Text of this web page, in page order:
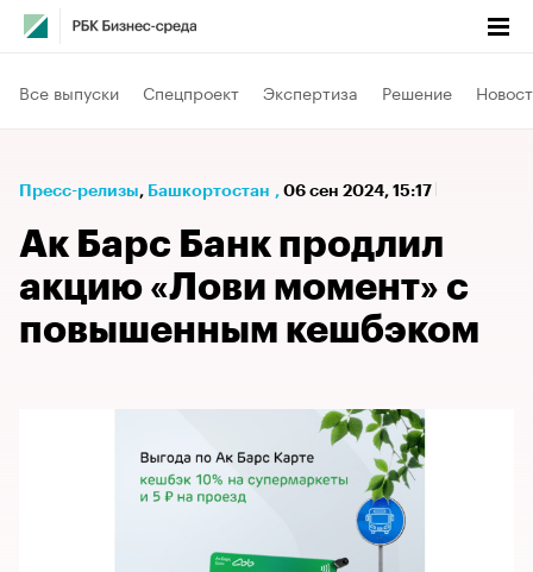
Все выпуски Спецпроект Экспертиза Решение
Пресс-релизы⁠, Башкортостан , 06 сен 2024, 15:17
Ак Барс Банк продлил
акцию «Лови момент» с
повышенным кешбэком